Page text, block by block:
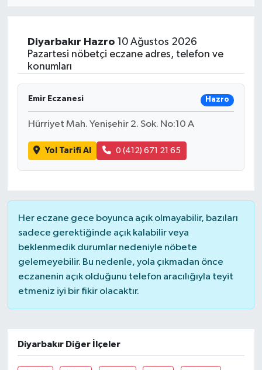
Diyarbakır Hazro10 Ağustos 2026
Pazartesi nöbetçi eczane adres, telefon ve
konumları
Emir Eczanesi Hazro
Hürriyet Mah. Yenişehir 2. Sok. No:10 A
Yol Tarifi Al 0 (412) 671 21 65
Her eczane gece boyunca açık olmayabilir, bazıları
sadece gerektiğinde açık kalabilir veya
beklenmedik durumlar nedeniyle nöbete
gelemeyebilir. Bu nedenle, yola çıkmadan önce
eczanenin açık olduğunu telefon aracılığıyla teyit
etmeniz iyi bir fikir olacaktır.
Diyarbakır Diğer İlçeler
RÖPORTAJLAR
SİYASET
GÜNCEL
SPOR
YAŞAM
Yerel